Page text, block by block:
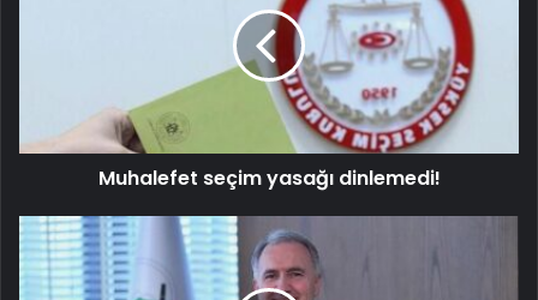
Muhalefet seçim yasağı dinlemedi!